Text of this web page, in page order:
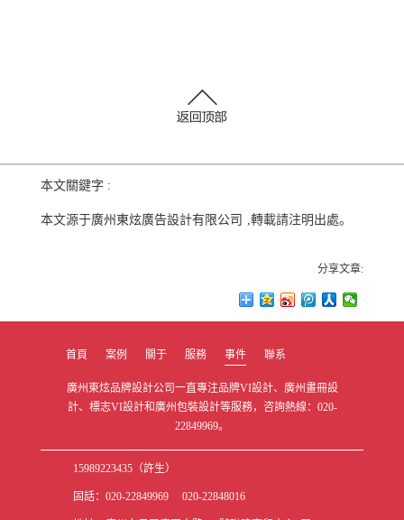
本文關鍵字 :
本文源于廣州東炫廣告設計有限公司 ,轉載請注明出處。
分享文章:
首頁 案例 關于 服務 事件 聯系
廣州東炫品牌設計公司一直專注品牌VI設計、廣州畫冊設
計、標志VI設計和廣州包裝設計等服務，咨詢熱線：020-
22849969。
15989223435（許生）
固話：020-22849969 020-22848016